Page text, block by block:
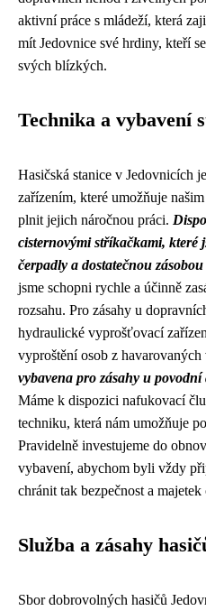
aktivní práce s mládeží, která
mít Jedovnice své hrdiny, kteří
svých blízkých.
Technika a vybavení
Hasičská stanice v Jedovnicích
zařízením, které umožňuje
plnit jejich náročnou práci.
cisternovými stříkačkami, které
čerpadly a dostatečnou
jsme schopni rychle a účinně
rozsahu. Pro zásahy u
hydraulické vyprošťovací
vyproštění osob z havarovaných
vybavena pro zásahy u
Máme k dispozici nafukovací
techniku, která nám umožňuje
Pravidelně investujeme do
vybavení, abychom byli vždy
chránit tak bezpečnost a
Služba a zásahy
Sbor dobrovolných hasičů